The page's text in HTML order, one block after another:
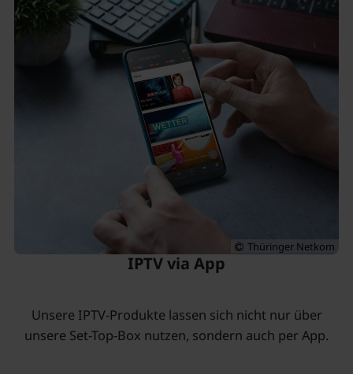
Thüringer Netkom
IPTV via App
Unsere IPTV-Produkte lassen sich nicht nur über
unsere Set-Top-Box nutzen, sondern auch per App.